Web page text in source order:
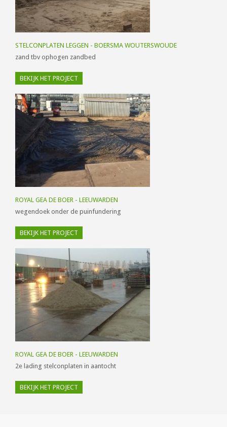
STELCONPLATEN LEGGEN - BOERSMA WOUTERSWOUDE
zand tbv ophogen zandbed
BEKIJK HET PROJECT
ROYAL GEA DE BOER - LEEUWARDEN
wegendoek onder de puinfundering
BEKIJK HET PROJECT
ROYAL GEA DE BOER - LEEUWARDEN
2e lading stelconplaten in aantocht
BEKIJK HET PROJECT